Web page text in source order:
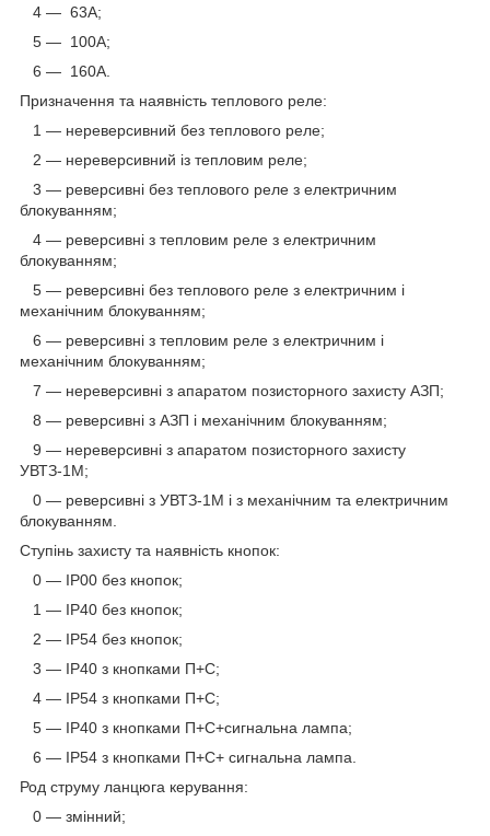
4 — 63А;
5 — 100А;
6 — 160А.
Призначення та наявність теплового реле:
1 — нереверсивний без теплового реле;
2 — нереверсивний із тепловим реле;
3 — реверсивні без теплового реле з електричним
блокуванням;
4 — реверсивні з тепловим реле з електричним
блокуванням;
5 — реверсивні без теплового реле з електричним і
механічним блокуванням;
6 — реверсивні з тепловим реле з електричним і
механічним блокуванням;
7 — нереверсивні з апаратом позисторного захисту АЗП;
8 — реверсивні з АЗП і механічним блокуванням;
9 — нереверсивні з апаратом позисторного захисту
УВТЗ-1М;
0 — реверсивні з УВТЗ-1М і з механічним та електричним
блокуванням.
Ступінь захисту та наявність кнопок:
0 — IP00 без кнопок;
1 — IP40 без кнопок;
2 — IP54 без кнопок;
3 — IP40 з кнопками П+С;
4 — IP54 з кнопками П+С;
5 — IP40 з кнопками П+С+сигнальна лампа;
6 — IP54 з кнопками П+С+ сигнальна лампа.
Род струму ланцюга керування:
0 — змінний;